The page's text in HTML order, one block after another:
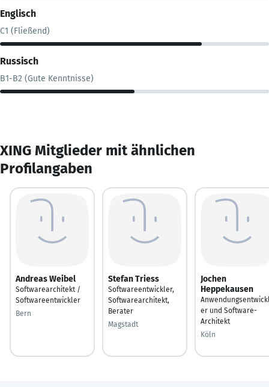
Englisch
C1 (Fließend)
Russisch
B1-B2 (Gute Kenntnisse)
XING Mitglieder mit ähnlichen
Profilangaben
Andreas Weibel
Softwarearchitekt /
Softwareentwickler
Bern
Stefan Triess
Softwareentwickler,
Softwarearchitekt,
Berater
Magstadt
Jochen
Heppekausen
er und Software-
Architekt
Köln